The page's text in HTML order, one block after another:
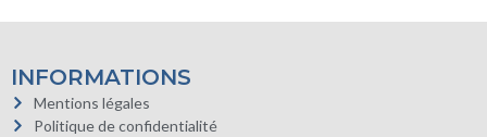
INFORMATIONS
Mentions légales
Politique de confidentialité